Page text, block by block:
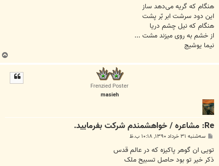
ت
هنگام که گریه می‌‌دهد ساز
این دود سرشت ابر بّر پشت
هنگام که نیل چشم دریا
از خشم به‌‌ روی میزند مشت ...
نیما یوشیج
ب
ا
Frenzied Poster
masieh
Re: مشاعره / خواهشمندم شرکت بفرماييد.
پ
ت
سه‌شنبه ۳۱ خرداد ۱۳۹۰, ۱۰:۱۸ ب.ظ
تویی ان گوهر پاکیزه که در عالم قدس
ذکر خیر تو بود حاصل تسبیح ملک